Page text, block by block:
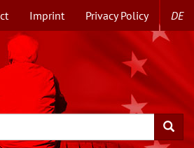
Imprint Privacy Policy DE
Search